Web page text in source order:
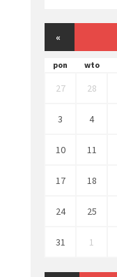
«
pon wto
27 28
3 4
10 11
17 18
24 25
31 1